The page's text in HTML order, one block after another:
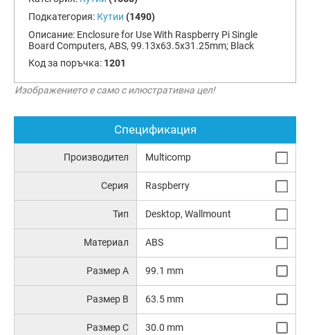
Подкатегория: Кутии (1490)
Описание: Enclosure for Use With Raspberry Pi Single
Board Computers, ABS, 99.13x63.5x31.25mm; Black
Код за поръчка: 1201
Изображението е само с илюстративна цел!
Спецификация
Производител Multicomp
Серия Raspberry
Тип Desktop, Wallmount
Материал ABS
Размер A 99.1 mm
Размер B 63.5 mm
Размер C 30.0 mm